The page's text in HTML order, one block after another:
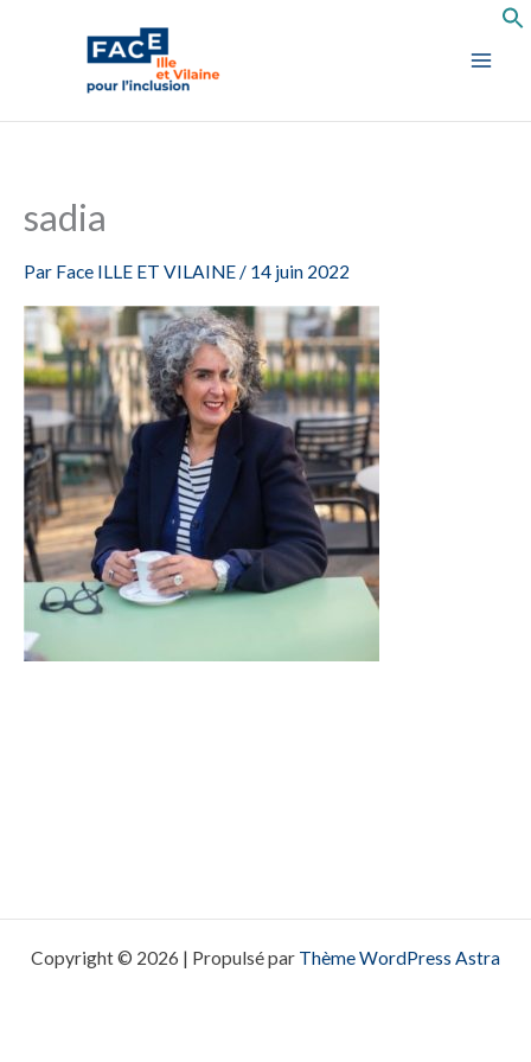
sadia
Par Face ILLE ET VILAINE / 14 juin 2022
Copyright © 2026 | Propulsé par Thème WordPress Astra